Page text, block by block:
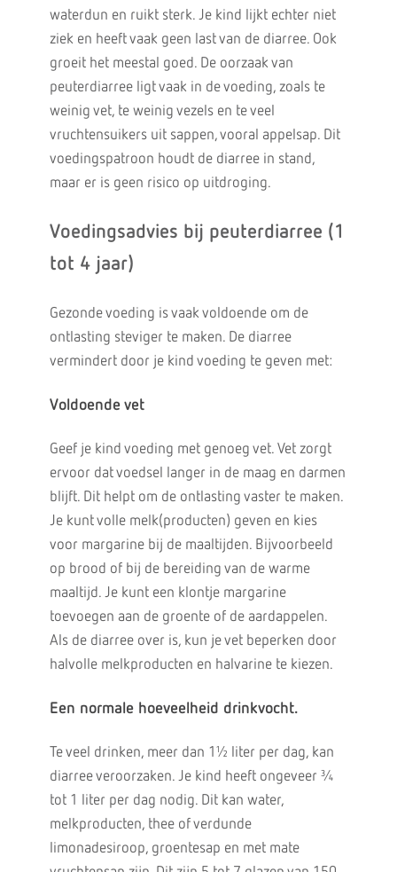
waterdun en ruikt sterk. Je kind lijkt echter niet
ziek en heeft vaak geen last van de diarree. Ook
groeit het meestal goed. De oorzaak van
peuterdiarree ligt vaak in de voeding, zoals te
weinig vet, te weinig vezels en te veel
vruchtensuikers uit sappen, vooral appelsap. Dit
voedingspatroon houdt de diarree in stand,
maar er is geen risico op uitdroging.
Voedingsadvies bij peuterdiarree (1
tot 4 jaar)
Gezonde voeding is vaak voldoende om de
ontlasting steviger te maken. De diarree
vermindert door je kind voeding te geven met:
Voldoende vet
Geef je kind voeding met genoeg vet. Vet zorgt
ervoor dat voedsel langer in de maag en darmen
blijft. Dit helpt om de ontlasting vaster te maken.
Je kunt volle melk(producten) geven en kies
voor margarine bij de maaltijden. Bijvoorbeeld
op brood of bij de bereiding van de warme
maaltijd. Je kunt een klontje margarine
toevoegen aan de groente of de aardappelen.
Als de diarree over is, kun je vet beperken door
halvolle melkproducten en halvarine te kiezen.
Een normale hoeveelheid drinkvocht.
Te veel drinken, meer dan 1½ liter per dag, kan
diarree veroorzaken. Je kind heeft ongeveer ¾
tot 1 liter per dag nodig. Dit kan water,
melkproducten, thee of verdunde
limonadesiroop, groentesap en met mate